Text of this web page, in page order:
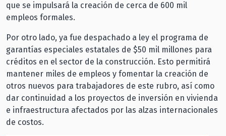
que se impulsará la creación de cerca de 600 mil
empleos formales.
Por otro lado, ya fue despachado a ley el programa de
garantías especiales estatales de $50 mil millones para
créditos en el sector de la construcción. Esto permitirá
mantener miles de empleos y fomentar la creación de
otros nuevos para trabajadores de este rubro, así como
dar continuidad a los proyectos de inversión en vivienda
e infraestructura afectados por las alzas internacionales
de costos.